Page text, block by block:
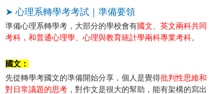
➤ 心理系轉學考考試｜準備要領
準備心理系轉學考，大部分的學校會有國文、英文兩科共同
考科，和普通心理學、心理與教育統計學兩科專業考科。
國文：
先從轉學考國文的準備開始分享，個人是覺得批判性思維和
對日常議題的思考 ，對作文是很大的幫助，能有架構的寫出